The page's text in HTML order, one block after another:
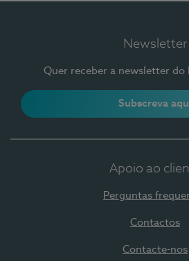
Newsletter
Quer receber a newsletter do
Subscreva
Apoio ao
Perguntas
Contactos
Contacte-nos